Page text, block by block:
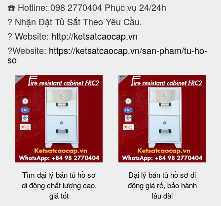
☎️ Hotline: 098 2770404 Phục vụ 24/24h
? Nhận Đặt Tủ Sắt Theo Yêu Cầu.
? Website: http://ketsatcaocap.vn
?Website: https://ketsatcaocap.vn/san-pham/tu-ho-
so
Tìm đại lý bán tủ hồ sơ
di động chất lượng cao,
giá tốt
Đại lý bán tủ hồ sơ di
động giá rẻ, bảo hành
lâu dài